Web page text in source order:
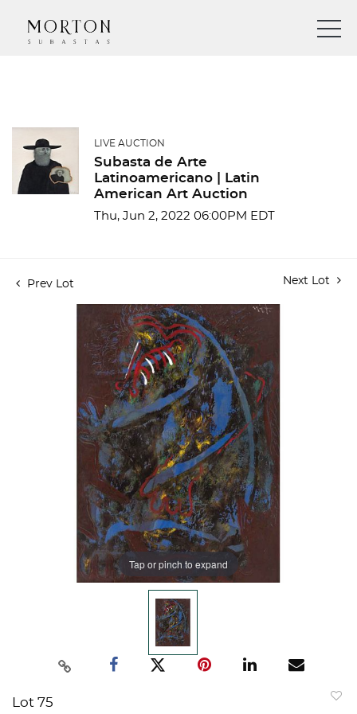
LIVE AUCTION
Subasta de Arte
Latinoamericano | Latin
American Art Auction
Thu, Jun 2, 2022 06:00PM EDT
Prev Lot Next Lot
Tap or pinch to expand
Lot 75